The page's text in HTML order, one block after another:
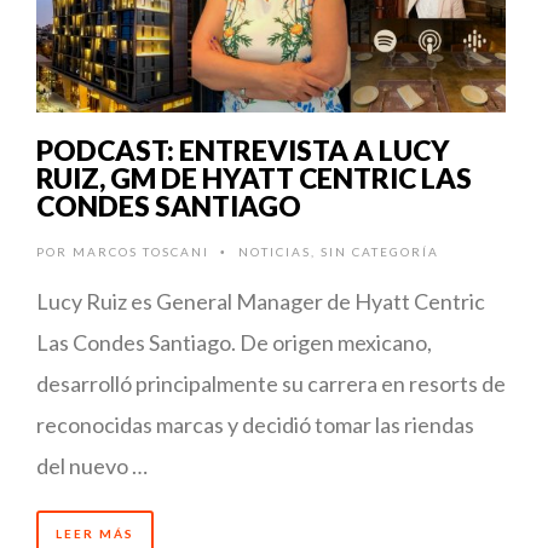
PODCAST: ENTREVISTA A LUCY
RUIZ, GM DE HYATT CENTRIC LAS
CONDES SANTIAGO
POR MARCOS TOSCANI • NOTICIAS SIN CATEGORÍA
Lucy Ruiz es General Manager de Hyatt Centric
Las Condes Santiago. De origen mexicano,
desarrolló principalmente su carrera en resorts de
reconocidas marcas y decidió tomar las riendas
del nuevo …
LEER MÁS